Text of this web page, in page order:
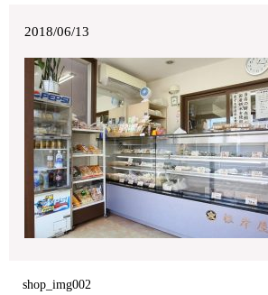
2018/06/13
shop_img002